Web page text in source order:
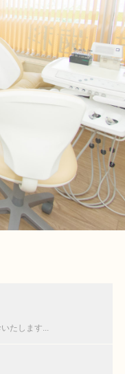
たします...
ブリッジ
ンス